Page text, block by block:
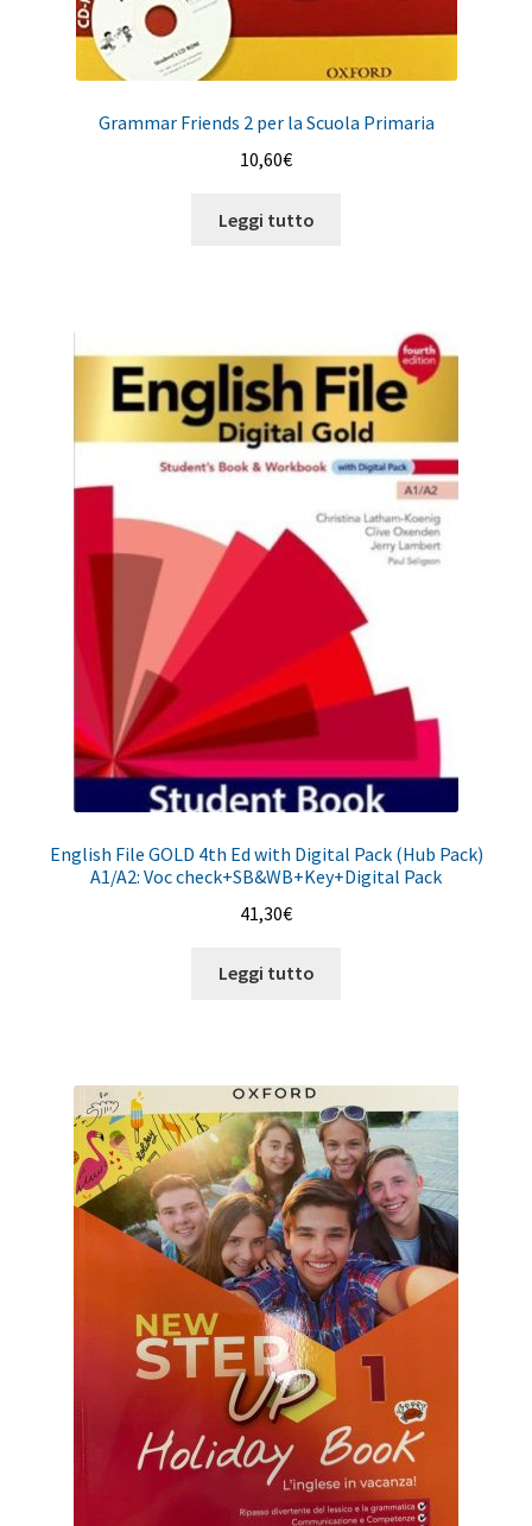
Grammar Friends 2 per la Scuola Primaria
10,60€
Leggi tutto
English File GOLD 4th Ed with Digital Pack (Hub Pack)
A1/A2: Voc check+SB&WB+Key+Digital Pack
41,30€
Leggi tutto